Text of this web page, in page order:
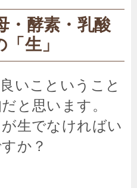
・酵素・乳酸
生」
いこということ
と思います。
生でなければい
か？